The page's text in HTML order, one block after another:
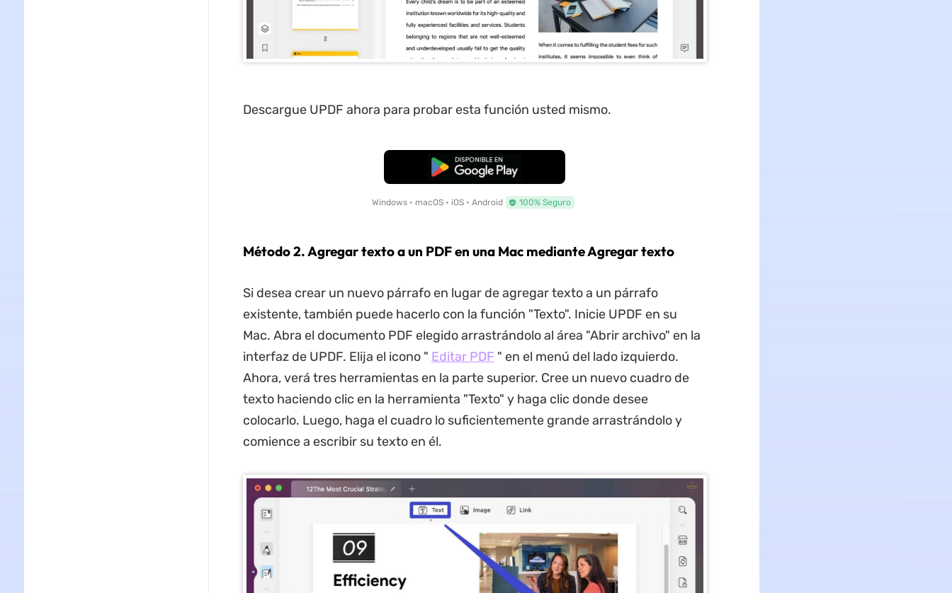
Descargue UPDF ahora para probar esta función usted mismo.
Descarga Gratuita
Windows • macOS • iOS • Android 100% Seguro
Método 2. Agregar texto a un PDF en una Mac mediante Agregar texto
Si desea crear un nuevo párrafo en lugar de agregar texto a un párrafo
existente, también puede hacerlo con la función "Texto". Inicie UPDF en su
Mac. Abra el documento PDF elegido arrastrándolo al área "Abrir archivo" en la
interfaz de UPDF. Elija el icono " Editar PDF " en el menú del lado izquierdo.
Ahora, verá tres herramientas en la parte superior. Cree un nuevo cuadro de
texto haciendo clic en la herramienta "Texto" y haga clic donde desee
colocarlo. Luego, haga el cuadro lo suficientemente grande arrastrándolo y
comience a escribir su texto en él.